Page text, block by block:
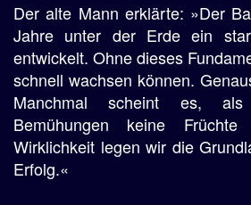
Der alte Mann erklärte: »Der
Jahre unter der Erde ein
entwickelt. Ohne dieses
schnell wachsen können.
Manchmal scheint es,
Bemühungen keine
Wirklichkeit legen wir die
Erfolg.«